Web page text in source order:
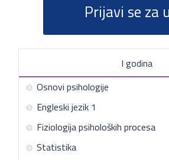
Prijavi se za
I godina
Osnovi psihologije
Engleski jezik 1
Fiziologija psiholoških procesa
Statistika